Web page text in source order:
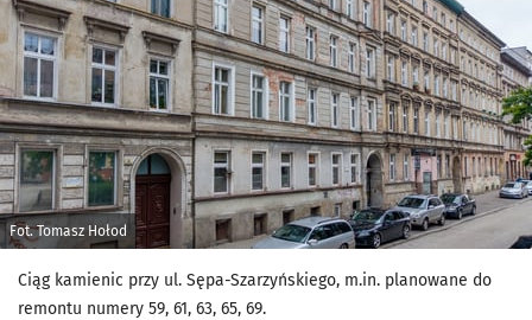
Fot. Tomasz Hołod
Ciąg kamienic przy ul. Sępa-Szarzyńskiego, m.in. planowane do
remontu numery 59, 61, 63, 65, 69.